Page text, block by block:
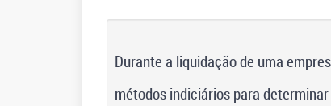
Durante a liquidação de uma
métodos indiciários para determinar